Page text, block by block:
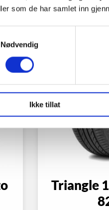
som de har samlet inn
Nødvendig
Ikke tillat
Triangle